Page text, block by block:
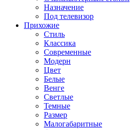
Назначение
Под телевизор
Прихожие
Стиль
Классика
Современные
Модерн
Цвет
Белые
Венге
Светлые
Темные
Размер
Малогабаритные